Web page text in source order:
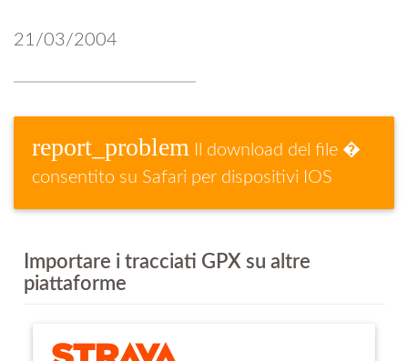
21/03/2004
report_problem Il download del file �
consentito su Safari per dispositivi IOS
Importare i tracciati GPX su altre
piattaforme